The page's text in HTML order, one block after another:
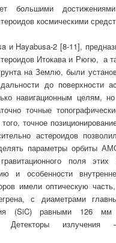
большими
космическими
и Hayabusa-2 [8-11],
Итокава и Рюгю, а
на Землю, были
до поверхности
навигационным целям,
точные
точное
астероидов
параметры орбиты
гравитационного поля
и особенности
имели оптическую
с диаметрами
(SiC) равными 126
Детекторы